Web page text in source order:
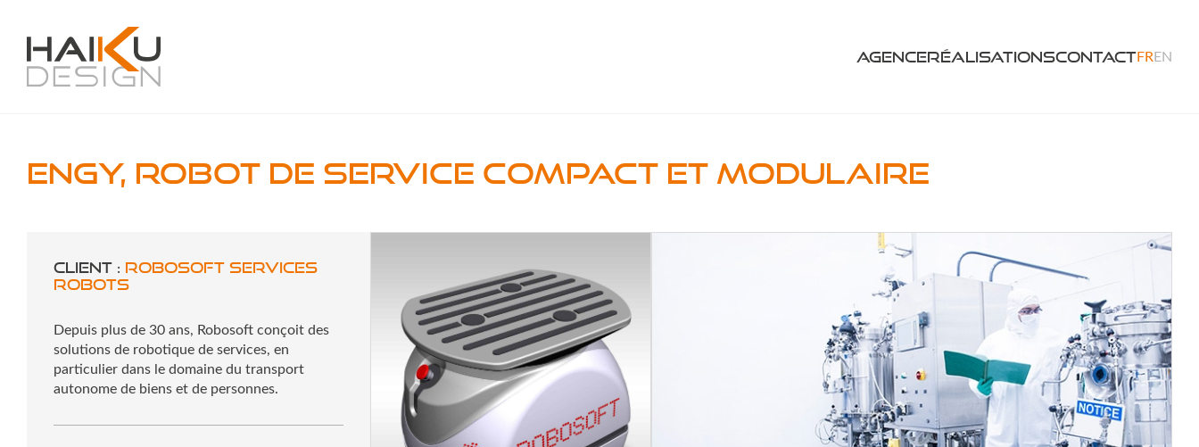
AgenceRéalisationsContactFREN
ENGY, robot de service compact et modulaire
Client : Robosoft Services
Robots
Depuis plus de 30 ans, Robosoft conçoit des
solutions de robotique de services, en
particulier dans le domaine du transport
autonome de biens et de personnes.